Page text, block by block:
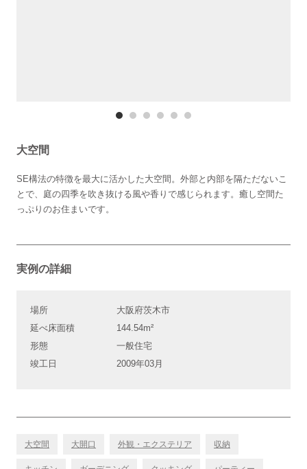
大空間
SE構法の特徴を最大に活かした大空間。外部と内部を隔ただないこ
とで、庭の四季を吹き抜ける風や香りで感じられます。癒し空間た
っぷりのお住まいです。
実例の詳細
場所
大阪府茨木市
延べ床面積
144.54m²
形態
一般住宅
竣工日
2009年03月
大空間 大開口 外観・エクステリア 収納